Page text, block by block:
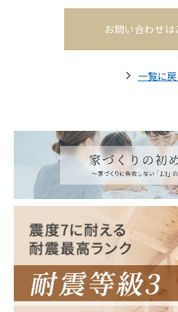
お問い合わせは
一覧に戻